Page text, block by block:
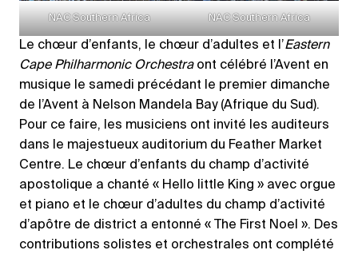
NAC Southern Africa NAC Southern Africa
Le chœur d’enfants, le chœur d’adultes et l’Eastern
Cape Philharmonic Orchestra ont célébré l’Avent en
musique le samedi précédant le premier dimanche
de l’Avent à Nelson Mandela Bay (Afrique du Sud).
Pour ce faire, les musiciens ont invité les auditeurs
dans le majestueux auditorium du Feather Market
Centre. Le chœur d’enfants du champ d’activité
apostolique a chanté « Hello little King » avec orgue
et piano et le chœur d’adultes du champ d’activité
d’apôtre de district a entonné « The First Noel ». Des
contributions solistes et orchestrales ont complété